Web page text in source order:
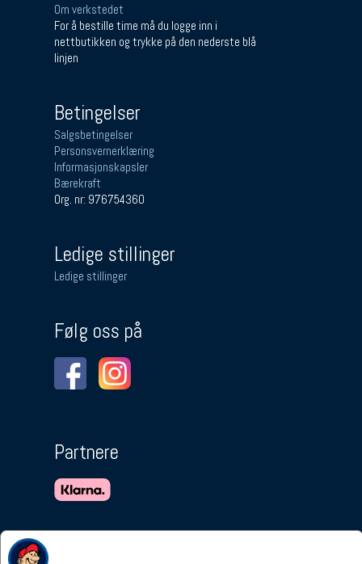
Om verkstedet
For å bestille time må du logge inn i
nettbutikken og trykke på den nederste blå
linjen
Betingelser
Salgsbetingelser
Personsvernerklæring
Informasjonskapsler
Bærekraft
Org. nr: 976754360
Ledige stillinger
Ledige stillinger
Følg oss på
Partnere